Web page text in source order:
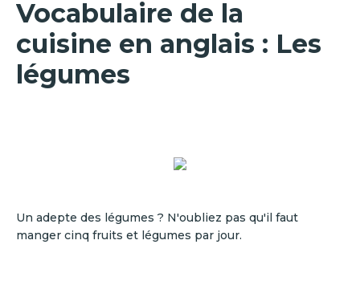
Vocabulaire de la
cuisine en anglais : Les
légumes
Un adepte des légumes ? N'oubliez pas qu'il faut
manger cinq fruits et légumes par jour.